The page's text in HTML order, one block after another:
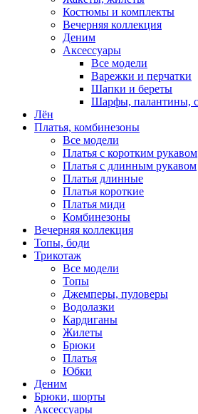
Костюмы и комплекты
Вечерняя коллекция
Деним
Аксессуары
Все модели
Варежки и перчатки
Шапки и береты
Шарфы, палантины,
Лён
Платья, комбинезоны
Все модели
Платья с коротким рукавом
Платья с длинным рукавом
Платья длинные
Платья короткие
Платья миди
Комбинезоны
Вечерняя коллекция
Топы, боди
Трикотаж
Все модели
Топы
Джемперы, пуловеры
Водолазки
Кардиганы
Жилеты
Брюки
Платья
Юбки
Деним
Брюки, шорты
Аксессуары